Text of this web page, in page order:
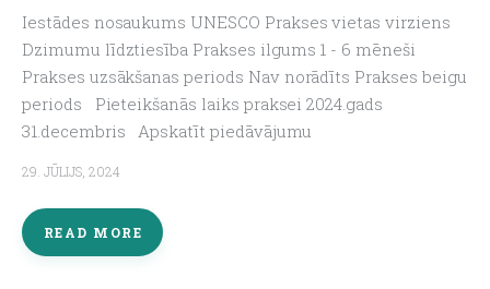
Iestādes nosaukums UNESCO Prakses vietas virziens
Dzimumu līdztiesība Prakses ilgums 1 - 6 mēneši
Prakses uzsākšanas periods Nav norādīts Prakses beigu
periods Pieteikšanās laiks praksei 2024.gads
31.decembris Apskatīt piedāvājumu
29. JŪLIJS, 2024
READ MORE